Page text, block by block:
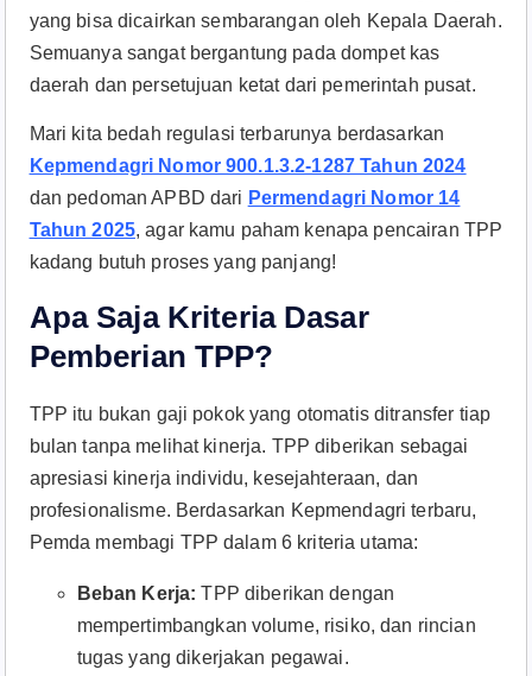
yang bisa dicairkan sembarangan oleh Kepala Daerah.
Semuanya sangat bergantung pada dompet kas
daerah dan persetujuan ketat dari pemerintah pusat.
Mari kita bedah regulasi terbarunya berdasarkan
Kepmendagri Nomor 900.1.3.2-1287 Tahun 2024
dan pedoman APBD dari Permendagri Nomor 14
Tahun 2025, agar kamu paham kenapa pencairan TPP
kadang butuh proses yang panjang!
Apa Saja Kriteria Dasar
Pemberian TPP?
TPP itu bukan gaji pokok yang otomatis ditransfer tiap
bulan tanpa melihat kinerja. TPP diberikan sebagai
apresiasi kinerja individu, kesejahteraan, dan
profesionalisme. Berdasarkan Kepmendagri terbaru,
Pemda membagi TPP dalam 6 kriteria utama:
Beban Kerja: TPP diberikan dengan
mempertimbangkan volume, risiko, dan rincian
tugas yang dikerjakan pegawai.